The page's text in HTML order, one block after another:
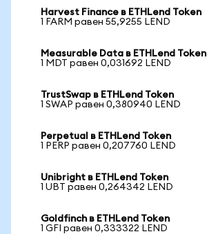
Harvest Finance в ETHLend Token
1 FARM равен 55,9255 LEND
Measurable Data в ETHLend Token
1 MDT равен 0,031692 LEND
TrustSwap в ETHLend Token
1 SWAP равен 0,380940 LEND
Perpetual в ETHLend Token
1 PERP равен 0,207760 LEND
Unibright в ETHLend Token
1 UBT равен 0,264342 LEND
Goldfinch в ETHLend Token
1 GFI равен 0,333322 LEND